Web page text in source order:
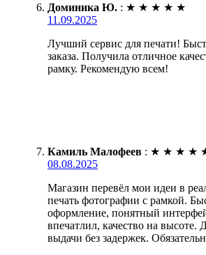
Доминика Ю. : ★ ★ ★ ★ ★
11.09.2025
Лучший сервис для печати!
заказа. Получила отличное
рамку. Рекомендую всем!
Камиль Малофеев : ★ ★ ★ ★
08.08.2025
Магазин перевёл мои идеи в
печать фотографии с рамкой.
оформление, понятный
впечатлил, качество на высоте.
выдачи без задержек.